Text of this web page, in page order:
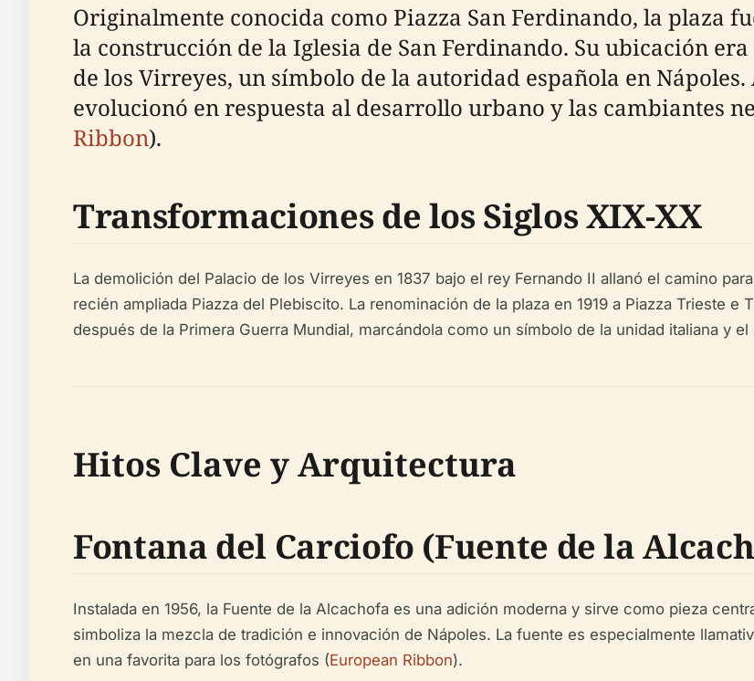
Originalmente conocida como Piazza San Ferdinando, la plaza
la construcción de la Iglesia de San Ferdinando. Su ubicación
de los Virreyes, un símbolo de la autoridad española en Nápoles.
evolucionó en respuesta al desarrollo urbano y las cambiantes
Ribbon).
Transformaciones de los Siglos XIX-XX
La demolición del Palacio de los Virreyes en 1837 bajo el rey Fernando II allanó el camino
recién ampliada Piazza del Plebiscito. La renominación de la plaza en 1919 a Piazza Trieste
después de la Primera Guerra Mundial, marcándola como un símbolo de la unidad italiana y
Hitos Clave y Arquitectura
Fontana del Carciofo (Fuente de la
Instalada en 1956, la Fuente de la Alcachofa es una adición moderna y sirve como pieza
simboliza la mezcla de tradición e innovación de Nápoles. La fuente es especialmente
en una favorita para los fotógrafos (European Ribbon).